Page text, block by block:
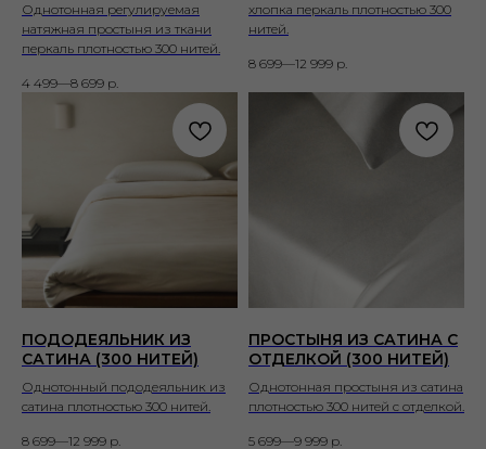
Однотонная регулируемая
натяжная простыня из ткани
перкаль плотностью 300 нитей.
4 499—8 699 р.
хлопка перкаль плотностью 300
нитей.
8 699—12 999 р.
ПОДОДЕЯЛЬНИК ИЗ
САТИНА (300 НИТЕЙ)
Однотонный пододеяльник из
сатина плотностью 300 нитей.
8 699—12 999 р.
ПРОСТЫНЯ ИЗ САТИНА С
ОТДЕЛКОЙ (300 НИТЕЙ)
Однотонная простыня из сатина
плотностью 300 нитей с отделкой.
5 699—9 999 р.